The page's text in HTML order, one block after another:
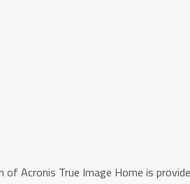
of Acronis True Image Home is